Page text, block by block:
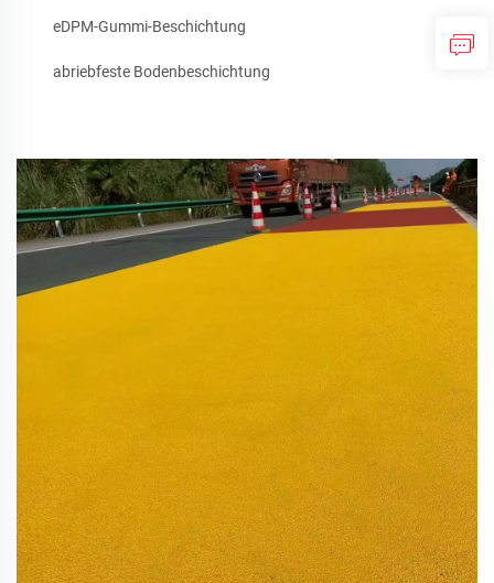
eDPM-Gummi-Beschichtung
abriebfeste Bodenbeschichtung